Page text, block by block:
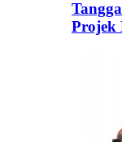
Projek